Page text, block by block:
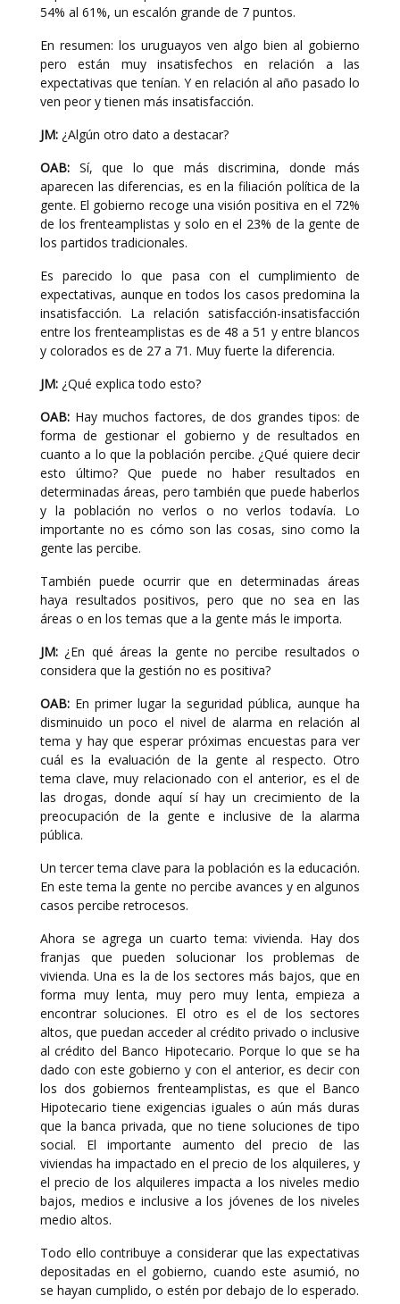
54% al 61%, un escalón grande de 7 puntos.
En resumen: los uruguayos ven algo bien al gobierno
pero están muy insatisfechos en relación a las
expectativas que tenían. Y en relación al año pasado lo
ven peor y tienen más insatisfacción.
JM: ¿Algún otro dato a destacar?
OAB: Sí, que lo que más discrimina, donde más
aparecen las diferencias, es en la filiación política de la
gente. El gobierno recoge una visión positiva en el 72%
de los frenteamplistas y solo en el 23% de la gente de
los partidos tradicionales.
Es parecido lo que pasa con el cumplimiento de
expectativas, aunque en todos los casos predomina la
insatisfacción. La relación satisfacción-insatisfacción
entre los frenteamplistas es de 48 a 51 y entre blancos
y colorados es de 27 a 71. Muy fuerte la diferencia.
JM: ¿Qué explica todo esto?
OAB: Hay muchos factores, de dos grandes tipos: de
forma de gestionar el gobierno y de resultados en
cuanto a lo que la población percibe. ¿Qué quiere decir
esto último? Que puede no haber resultados en
determinadas áreas, pero también que puede haberlos
y la población no verlos o no verlos todavía. Lo
importante no es cómo son las cosas, sino como la
gente las percibe.
También puede ocurrir que en determinadas áreas
haya resultados positivos, pero que no sea en las
áreas o en los temas que a la gente más le importa.
JM: ¿En qué áreas la gente no percibe resultados o
considera que la gestión no es positiva?
OAB: En primer lugar la seguridad pública, aunque ha
disminuido un poco el nivel de alarma en relación al
tema y hay que esperar próximas encuestas para ver
cuál es la evaluación de la gente al respecto. Otro
tema clave, muy relacionado con el anterior, es el de
las drogas, donde aquí sí hay un crecimiento de la
preocupación de la gente e inclusive de la alarma
pública.
Un tercer tema clave para la población es la educación.
En este tema la gente no percibe avances y en algunos
casos percibe retrocesos.
Ahora se agrega un cuarto tema: vivienda. Hay dos
franjas que pueden solucionar los problemas de
vivienda. Una es la de los sectores más bajos, que en
forma muy lenta, muy pero muy lenta, empieza a
encontrar soluciones. El otro es el de los sectores
altos, que puedan acceder al crédito privado o inclusive
al crédito del Banco Hipotecario. Porque lo que se ha
dado con este gobierno y con el anterior, es decir con
los dos gobiernos frenteamplistas, es que el Banco
Hipotecario tiene exigencias iguales o aún más duras
que la banca privada, que no tiene soluciones de tipo
social. El importante aumento del precio de las
viviendas ha impactado en el precio de los alquileres, y
el precio de los alquileres impacta a los niveles medio
bajos, medios e inclusive a los jóvenes de los niveles
medio altos.
Todo ello contribuye a considerar que las expectativas
depositadas en el gobierno, cuando este asumió, no
se hayan cumplido, o estén por debajo de lo esperado.